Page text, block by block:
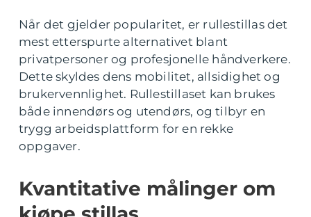
Når det gjelder popularitet, er rullestillas det
mest etterspurte alternativet blant
privatpersoner og profesjonelle håndverkere.
Dette skyldes dens mobilitet, allsidighet og
brukervennlighet. Rullestillaset kan brukes
både innendørs og utendørs, og tilbyr en
trygg arbeidsplattform for en rekke
oppgaver.
Kvantitative målinger om